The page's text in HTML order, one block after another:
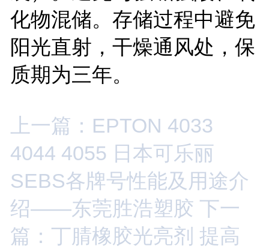
化物混储。存储过程中避免
阳光直射，干燥通风处，保
质期为三年。
上一篇：EPTON 4033
4044 4055 日本可乐丽
SEBS各牌号性能及用途介
绍——东莞胜浩塑胶 下一
篇：丁腈橡胶光亮剂 提高